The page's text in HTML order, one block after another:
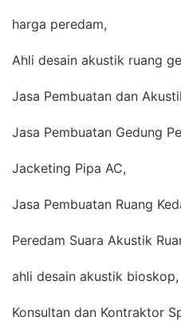
harga peredam,
Ahli desain akustik ruang
Jasa Pembuatan dan
Jasa Pembuatan Gedung
Jacketing Pipa AC,
Jasa Pembuatan Ruang
Peredam Suara Akustik
ahli desain akustik bioskop,
Konsultan dan Kontraktor